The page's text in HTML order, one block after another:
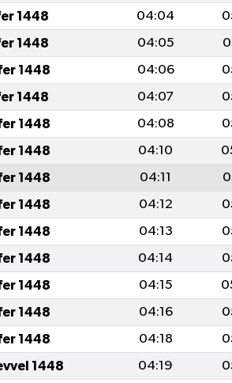
1448 04:04
1448 04:05
1448 04:06
1448 04:07
1448 04:08
1448 04:10
1448 04:11
1448 04:12
1448 04:13
1448 04:14
1448 04:15
1448 04:16
1448 04:18
1448 04:19